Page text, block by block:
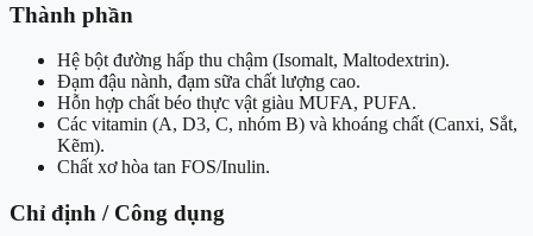
Thành phần
Hệ bột đường hấp thu chậm (Isomalt, Maltodextrin).
Đạm đậu nành, đạm sữa chất lượng cao.
Hỗn hợp chất béo thực vật giàu MUFA, PUFA.
Các vitamin (A, D3, C, nhóm B) và khoáng chất (Canxi, Sắt,
Kẽm).
Chất xơ hòa tan FOS/Inulin.
Chỉ định / Công dụng